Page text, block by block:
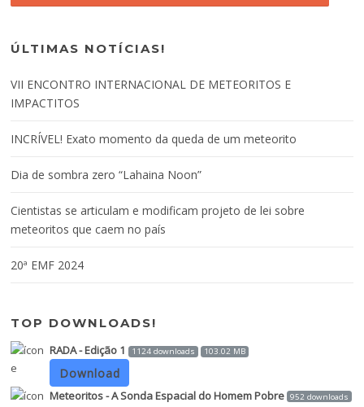
ÚLTIMAS NOTÍCIAS!
VII ENCONTRO INTERNACIONAL DE METEORITOS E
IMPACTITOS
INCRÍVEL! Exato momento da queda de um meteorito
Dia de sombra zero “Lahaina Noon”
Cientistas se articulam e modificam projeto de lei sobre
meteoritos que caem no país
20ª EMF 2024
TOP DOWNLOADS!
RADA - Edição 1 1124 downloads 103.02 MB
Download
Meteoritos - A Sonda Espacial do Homem Pobre 952 downloads